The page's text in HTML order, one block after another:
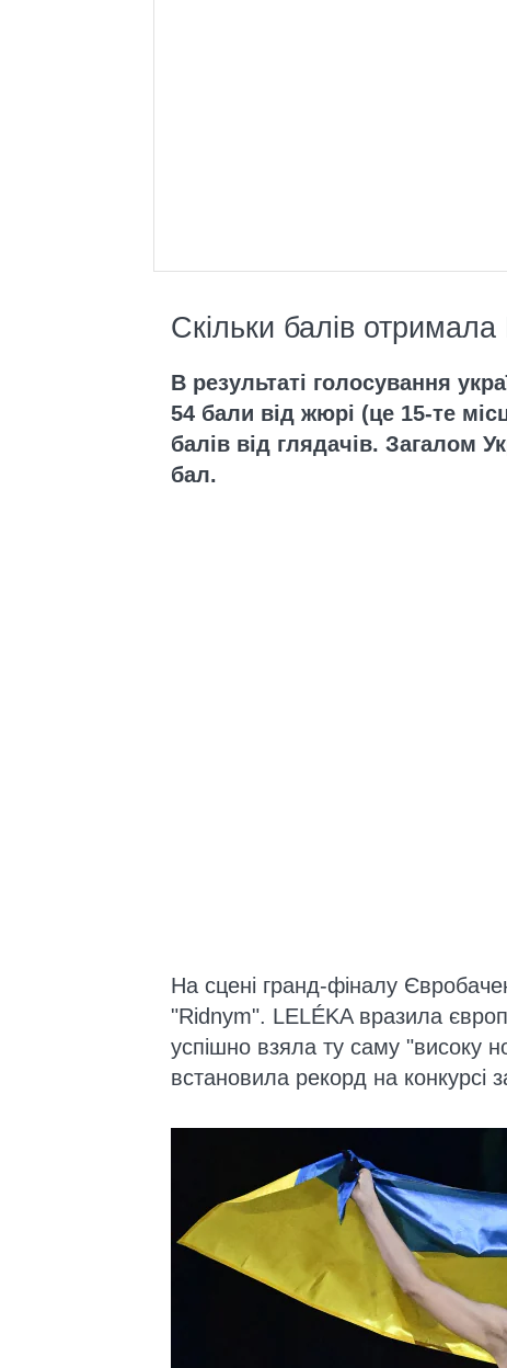
Скільки балів
В результаті голосування
54 бали від жюрі (це 15-те
балів від глядачів. Загалом
бал.
На сцені гранд-фіналу
"Ridnym". LELÉKA вразила
успішно взяла ту саму "високу
встановила рекорд на конкурсі